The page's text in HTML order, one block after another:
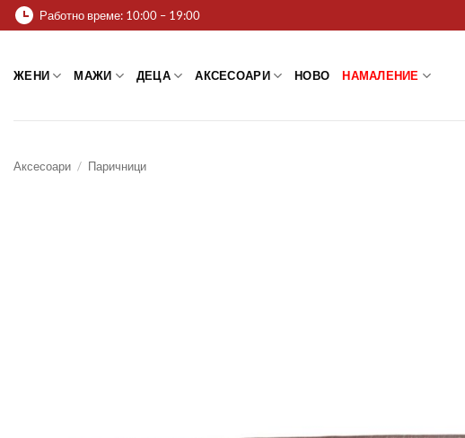
Skip
to
Работно време: 10:00 – 19:00
ЖЕНИ МАЖИ ДЕЦА АКСЕСОАРИ НОВО НАМАЛЕНИЕ
Аксесоари / Паричници